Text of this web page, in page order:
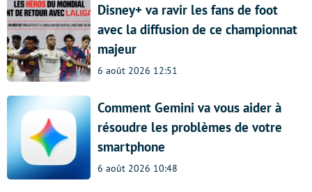
Disney+ va ravir les fans de foot
avec la diffusion de ce championnat
majeur
6 août 2026 12:51
Comment Gemini va vous aider à
résoudre les problèmes de votre
smartphone
6 août 2026 10:48